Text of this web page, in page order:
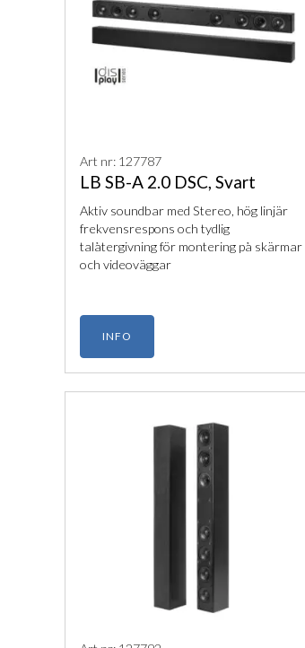
Art nr: 127787
LB SB-A 2.0 DSC, Svart
Aktiv soundbar med Stereo, hög linjär
frekvensrespons och tydlig
talåtergivning för montering på skärmar
och videoväggar
INFO